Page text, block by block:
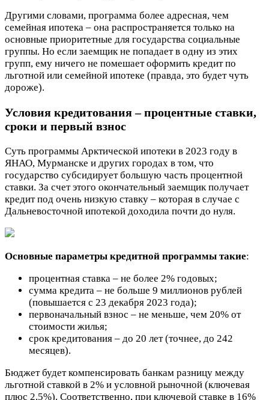
Другими словами, программа более адресная, чем
семейная ипотека – она распространяется только на
основные приоритетные для государства социальные
группы. Но если заемщик не попадает в одну из этих
групп, ему ничего не помешает оформить кредит по
льготной или семейной ипотеке (правда, это будет чуть
дороже).
Условия кредитования – процентные ставки,
сроки и первый взнос
Суть программы Арктической ипотеки в 2023 году в
ЯНАО, Мурманске и других городах в том, что
государство субсидирует большую часть процентной
ставки. За счет этого окончательный заемщик получает
кредит под очень низкую ставку – которая в случае с
Дальневосточной ипотекой доходила почти до нуля.
Основные параметры кредитной программы такие:
процентная ставка – не более 2% годовых;
сумма кредита – не больше 9 миллионов рублей
(повышается с 23 декабря 2023 года);
первоначальный взнос – не меньше, чем 20% от
стоимости жилья;
срок кредитования – до 20 лет (точнее, до 242
месяцев).
Бюджет будет компенсировать банкам разницу между
льготной ставкой в 2% и условной рыночной (ключевая
плюс 2,5%). Соответственно, при ключевой ставке в 16%